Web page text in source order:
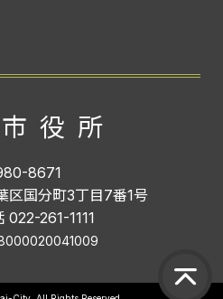
役所
8671
区国分町3丁目7番1号
022-261-1111